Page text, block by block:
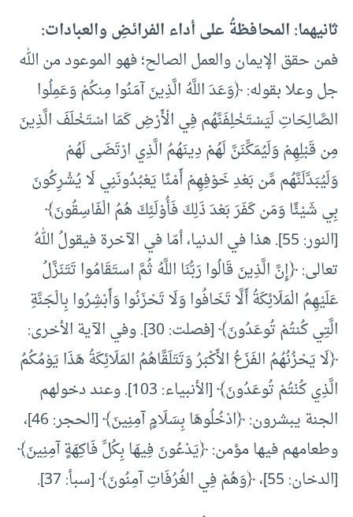
ثانيهما: المحافظةُ على أداء الفرائضِ والعبادات:
فمن حقق الإيمان والعمل الصالح؛ فهو الموعود من الله
جل وعلا بقوله: ﴿وَعَدَ اللَّهُ الَّذِينَ آمَنُوا مِنكُمْ وَعَمِلُوا
الصَّالِحَاتِ لَيَسْتَخْلِفَنَّهُم فِي الْأَرْضِ كَمَا اسْتَخْلَفَ الَّذِينَ
مِن قَبْلِهِمْ وَلَيُمَكِّنَنَّ لَهُمْ دِينَهُمُ الَّذِي ارْتَضَى لَهُمْ
وَلَيُبَدِّلَنَّهُم مِّن بَعْدِ خَوْفِهِمْ أَمْنًا يَعْبُدُونَنِي لَا يُشْرِكُونَ
بِي شَيْئًا وَمَن كَفَرَ بَعْدَ ذَلِكَ فَأُوْلَئِكَ هُمُ الْفَاسِقُونَ﴾
[النور: 55]. هذا في الدنيا، أمّا في الآخرة فيقولُ اللهُ
تعالى: ﴿إِنَّ الَّذِينَ قَالُوا رَبُّنَا اللَّهُ ثُمَّ استَقَامُوا تَتَنَزَّلُ
عَلَيْهِمُ الْمَلَائِكَةُ أَلَّا تَخَافُوا وَلَا تَحْزَنُوا وَأَبْشِرُوا بِالْجَنَّةِ
الَّتِي كُنتُمْ تُوعَدُونَ﴾ [فصلت: 30]. وفي الآية الأخرى:
﴿لَا يَحْزُنُهُمُ الفَزَعُ الأَكْبَرُ وَتَتَلَقَّاهُمُ المَلَائِكَةُ هَذَا يَوْمُكُمُ
الَّذِي كُنْتُمْ تُوعَدُونَ﴾ [الأنبياء: 103]. وعند دخولهم
الجنة يبشرون: ﴿ادْخُلُوهَا بِسَلَامٍ آمِنِينَ﴾ [الحجر: 46]،
وطعامهم فيها مؤمن: ﴿يَدْعُونَ فِيهَا بِكُلِّ فَاكِهَةٍ آمِنِينَ﴾
[الدخان: 55]، ﴿وَهُمْ فِي الغُرُفَاتِ آمِنُونَ﴾ [سبأ: 37].